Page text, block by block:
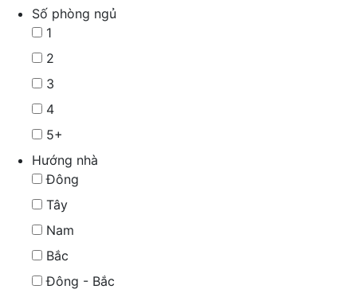
Số phòng ngủ
1
2
3
4
5+
Hướng nhà
Đông
Tây
Nam
Bắc
Đông - Bắc